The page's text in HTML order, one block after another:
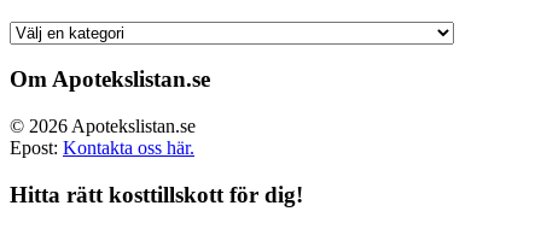
499.00 kr.374.00 kr.
Om Apotekslistan.se
© 2026 Apotekslistan.se
Epost: Kontakta oss här.
Hitta rätt kosttillskott för dig!